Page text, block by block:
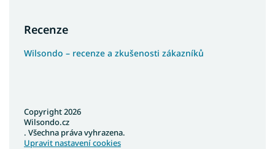
Recenze
Wilsondo – recenze a zkušenosti zákazníků
Copyright 2026
Wilsondo.cz
. Všechna práva vyhrazena.
Upravit nastavení cookies